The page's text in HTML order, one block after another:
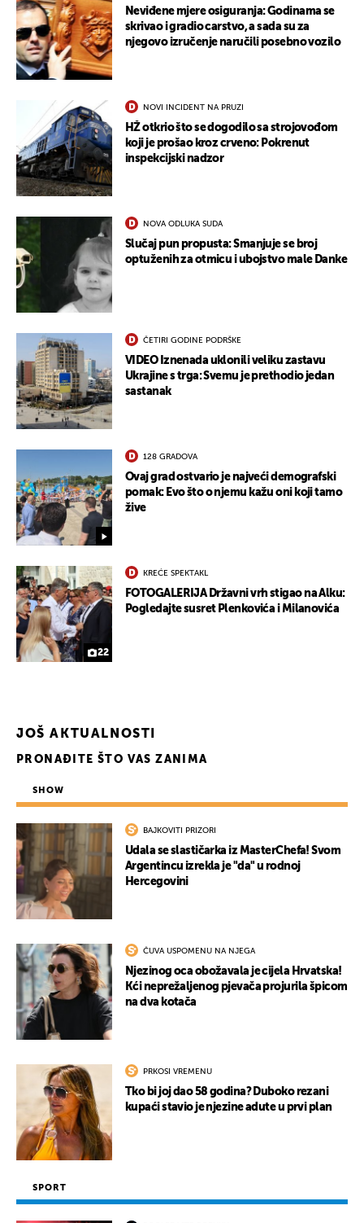
Neviđene mjere osiguranja: Godinama se
skrivao i gradio carstvo, a sada su za
njegovo izručenje naručili posebno vozilo
NOVI INCIDENT NA PRUZI
HŽ otkrio što se dogodilo sa strojovođom
koji je prošao kroz crveno: Pokrenut
inspekcijski nadzor
NOVA ODLUKA SUDA
Slučaj pun propusta: Smanjuje se broj
optuženih za otmicu i ubojstvo male Danke
ČETIRI GODINE PODRŠKE
VIDEO Iznenada uklonili veliku zastavu
Ukrajine s trga: Svemu je prethodio jedan
sastanak
128 GRADOVA
Ovaj grad ostvario je najveći demografski
pomak: Evo što o njemu kažu oni koji tamo
žive
22
KREĆE SPEKTAKL
FOTOGALERIJA Državni vrh stigao na Alku:
Pogledajte susret Plenkovića i Milanovića
JOŠ AKTUALNOSTI
PRONAĐITE ŠTO VAS ZANIMA
SHOW
BAJKOVITI PRIZORI
Udala se slastičarka iz MasterChefa! Svom
Argentincu izrekla je "da" u rodnoj
Hercegovini
ČUVA USPOMENU NA NJEGA
Njezinog oca obožavala je cijela Hrvatska!
Kći neprežaljenog pjevača projurila špicom
na dva kotača
PRKOSI VREMENU
Tko bi joj dao 58 godina? Duboko rezani
kupaći stavio je njezine adute u prvi plan
SPORT
UKLJUČITE NOTIFIKACIJE